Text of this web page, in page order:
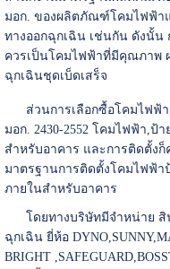
มอก. ของผลิตภัณฑ์โคมไฟฟ้า
ทางออกฉุกเฉิน เช่นกัน ดังนั้น
ควรเป็นโคมไฟฟ้าที่มีคุณภาพ
ฉุกเฉินชุดเบ็ดเสร็จ
ส่วนการเลือกซื้อโคมไฟฟ้า,
มอก. 2430-2552 โคมไฟฟ้า,ป้
สำหรับอาคาร และการติดตั้งก็
มาตรฐานการติดตั้งโคมไฟฟ้า
ภายในสำหรับอาคาร
โดยทางบริษัทมีจำหน่าย สิ
ฉุกเฉินยี่ห้อ
BRIGHT